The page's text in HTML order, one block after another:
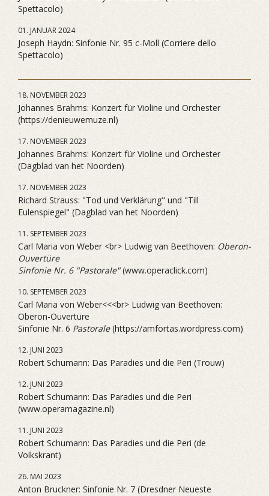
Spettacolo)
01. JANUAR 2024
Joseph Haydn: Sinfonie Nr. 95 c-Moll (Corriere dello
Spettacolo)
18. NOVEMBER 2023
Johannes Brahms: Konzert für Violine und Orchester
(https://denieuwemuze.nl)
17. NOVEMBER 2023
Johannes Brahms: Konzert für Violine und Orchester
(Dagblad van het Noorden)
17. NOVEMBER 2023
Richard Strauss: "Tod und Verklärung" und "Till
Eulenspiegel" (Dagblad van het Noorden)
11. SEPTEMBER 2023
Carl Maria von Weber <br> Ludwig van Beethoven: Oberon-
Ouvertüre
Sinfonie Nr. 6 "Pastorale"(www.operaclick.com)
10. SEPTEMBER 2023
Carl Maria von Weber<<<br> Ludwig van Beethoven:
Oberon-Ouvertüre
Sinfonie Nr. 6 Pastorale(https://amfortas.wordpress.com)
12. JUNI 2023
Robert Schumann: Das Paradies und die Peri (Trouw)
12. JUNI 2023
Robert Schumann: Das Paradies und die Peri
(www.operamagazine.nl)
11. JUNI 2023
Robert Schumann: Das Paradies und die Peri (de
Volkskrant)
26. MAI 2023
Anton Bruckner: Sinfonie Nr. 7 (Dresdner Neueste